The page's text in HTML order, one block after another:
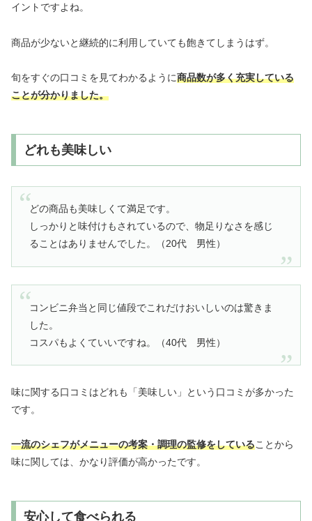
イントですよね。
商品が少ないと継続的に利用していても飽きてしまうはず。
旬をすぐの口コミを見てわかるように商品数が多く充実している
ことが分かりました。
どれも美味しい
どの商品も美味しくて満足です。
しっかりと味付けもされているので、物足りなさを感じ
ることはありませんでした。（20代 男性）
コンビニ弁当と同じ値段でこれだけおいしいのは驚きま
した。
コスパもよくていいですね。（40代 男性）
味に関する口コミはどれも「美味しい」という口コミが多かった
です。
一流のシェフがメニューの考案・調理の監修をしていることから
味に関しては、かなり評価が高かったです。
安心して食べられる